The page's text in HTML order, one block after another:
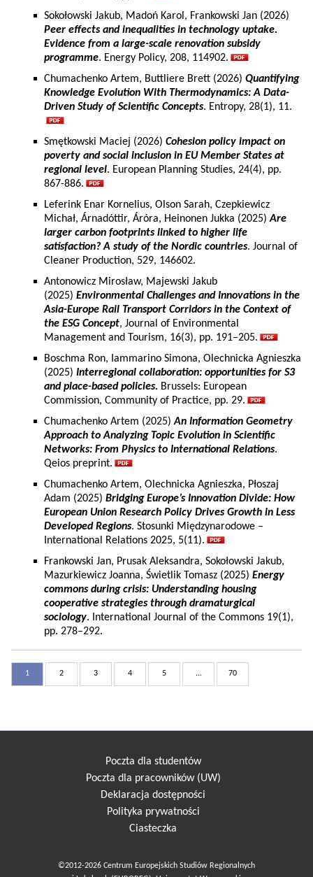
Sokołowski Jakub, Madoń Karol, Frankowski Jan (2026)
Peer effects and inequalities in technology uptake.
Evidence from a large-scale renovation subsidy
programme. Energy Policy, 208, 114902.
Chumachenko Artem, Buttliere Brett (2026) Quantifying
Knowledge Evolution With Thermodynamics: A Data-
Driven Study of Scientific Concepts. Entropy, 28(1), 11.
Smętkowski Maciej (2026) Cohesion policy impact on
poverty and social inclusion in EU Member States at
regional level. European Planning Studies, 24(4), pp.
867-886.
Leferink Enar Kornelius, Olson Sarah, Czepkiewicz
Michał, Árnadóttir, Áróra, Heinonen Jukka (2025)Are
larger carbon footprints linked to higher life
satisfaction? A study of the Nordic countries. Journal of
Cleaner Production, 529, 146602.
Antonowicz Mirosław, Majewski Jakub
(2025) Environmental Challenges and Innovations in the
Asia-Europe Rail Transport Corridors in the Context of
the ESG Concept, Journal of Environmental
Management and Tourism, 16(3), pp. 191–205.
Boschma Ron, Iammarino Simona, Olechnicka Agnieszka
(2025) Interregional collaboration: opportunities for S3
and place-based policies. Brussels: European
Commission, Community of Practice, pp. 29.
Chumachenko Artem (2025)An Information Geometry
Approach to Analyzing Topic Evolution in Scientific
Networks: From Physics to International Relations.
Qeios preprint.
Chumachenko Artem, Olechnicka Agnieszka, Płoszaj
Adam (2025) Bridging Europe’s Innovation Divide: How
European Union Research Policy Drives Growth in Less
Developed Regions. Stosunki Międzynarodowe –
International Relations 2025, 5(11).
Frankowski Jan, Prusak Aleksandra, Sokołowski Jakub,
Mazurkiewicz Joanna, Świetlik Tomasz (2025) Energy
commons during crisis: Understanding housing
cooperative strategies through dramaturgical
sociology. International Journal of the Commons 19(1),
pp. 278–292.
1 2 3 4 5 ... 70
Poczta dla studentów
Poczta dla pracowników (UW)
Deklaracja dostępności
Polityka prywatności
Ciasteczka
©2012-2026 Centrum Europejskich Studiów Regionalnych